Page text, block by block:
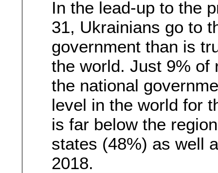
In the lead-up to the
31, Ukrainians go to
government than is
the world. Just 9% of
the national
level in the world for
is far below the
states (48%) as well
2018.